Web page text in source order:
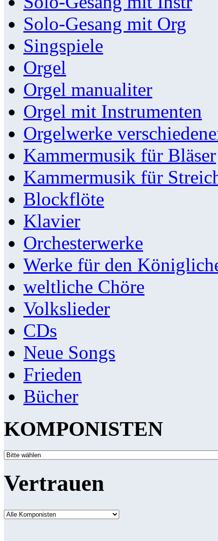
Solo-Gesang mit Org
Singspiele
Orgel
Orgel manualiter
Orgel mit Instrumenten
Orgelwerke
Kammermusik für Bläser
Kammermusik für
Blockflöte
Klavier
Orchesterwerke
Werke für den
weltliche Chöre
Volkslieder
CDs
Neue Songs
Frieden
Bücher
KOMPONISTEN
Vertrauen